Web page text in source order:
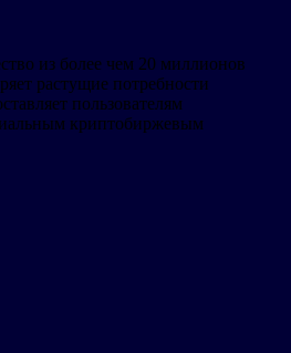
из более чем 20 миллионов
растущие потребности
пользователям
криптобиржевым